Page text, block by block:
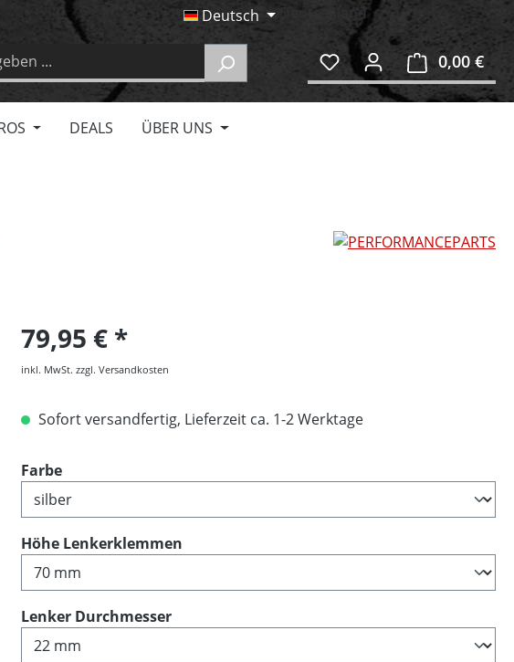
Deutsch
0,00 €
DEALS ÜBER UNS
79,95 €
inkl. MwSt. zzgl. Versandkosten
Sofort versandfertig, Lieferzeit ca. 1-2 Werktage
Farbeauswählen
Höhe Lenkerklemmen
Lenker Durchmesserauswählen